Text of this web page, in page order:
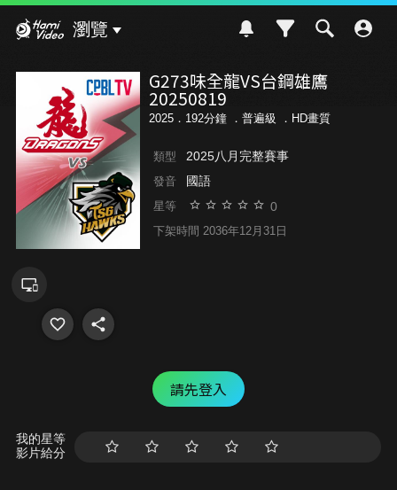
瀏覽
G273味全龍VS台鋼雄鷹
20250819
2025．192分鐘 ． 普遍級 ．HD畫質
類型 2025八月完整賽事
發音 國語
星等 0
下架時間 2036年12月31日
請先登入
我的星等
影片給分